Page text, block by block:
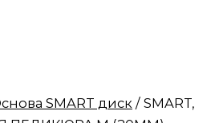
SMART диск / SMART,